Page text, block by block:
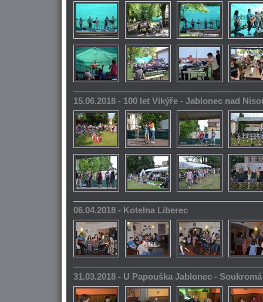
15.06.2018 - 100 let Vikýře - Jablonec nad
06.04.2018 - Kotelna Liberec
31.03.2018 - U Papouška Jablonec -